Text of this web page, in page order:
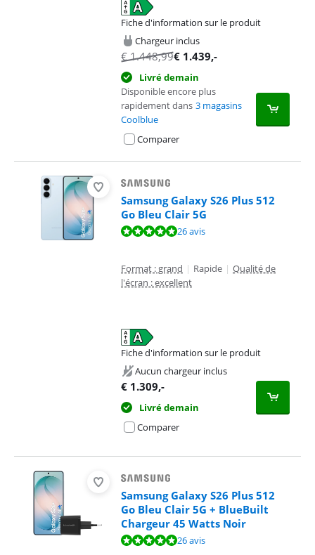
Fiche d'information sur le produit
s'ouvre dans un nouvel ongletChargeur inclus
€1.448,99€ 1.439,-
Livré demain
Disponible encore plus
rapidement dans 3 magasins
Coolblue
Comparer
Samsung Galaxy S26 Plus 512
Go Bleu Clair 5G
La note est de 9,8 sur 10, basée sur 26 avis.26 avis
Format : grand | Rapide | Qualité de
l'écran : excellent
Fiche d'information sur le produit
s'ouvre dans un nouvel ongletAucun chargeur inclus
€ 1.309,-
Livré demain
Comparer
Samsung Galaxy S26 Plus 512
Go Bleu Clair 5G + BlueBuilt
Chargeur 45 Watts Noir
La note est de 9,8 sur 10, basée sur 26 avis.26 avis